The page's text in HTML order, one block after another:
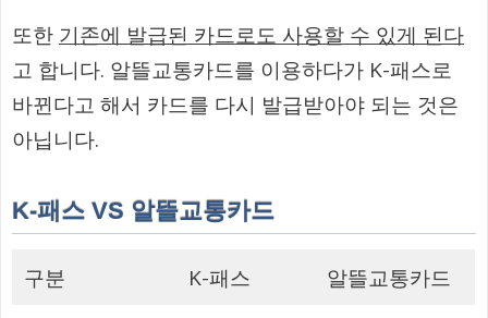
또한 기존에 발급된 카드로도 사용할 수 있게 된다
고 합니다. 알뜰교통카드를 이용하다가 K-패스로
바뀐다고 해서 카드를 다시 발급받아야 되는 것은
아닙니다.
K-패스 VS 알뜰교통카드
구분 K-패스
알뜰교통카드